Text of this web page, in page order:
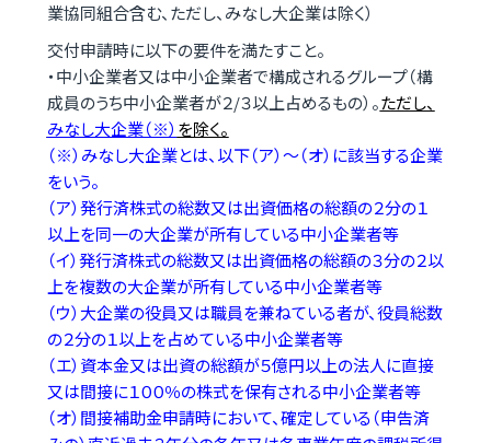
業協同組合含む、ただし、みなし大企業は除く）
交付申請時に以下の要件を満たすこと。
・中小企業者又は中小企業者で構成されるグループ（構
成員のうち中小企業者が２/３以上占めるもの）。ただし、
みなし大企業（※） を除く。
（※）みなし大企業とは、以下（ア）～（オ）に該当する企業
をいう。
（ア）発行済株式の総数又は出資価格の総額の２分の１
以上を同一の大企業が所有している中小企業者等
（イ）発行済株式の総数又は出資価格の総額の３分の２以
上を複数の大企業が所有している中小企業者等
（ウ）大企業の役員又は職員を兼ねている者が、役員総数
の２分の１以上を占めている中小企業者等
（エ）資本金又は出資の総額が５億円以上の法人に直接
又は間接に１００％の株式を保有される中小企業者等
（オ）間接補助金申請時において、確定している（申告済